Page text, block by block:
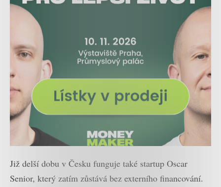
Již delší dobu v Česku funguje také startup Oscar
Senior, který zatím zůstává bez externího financování.